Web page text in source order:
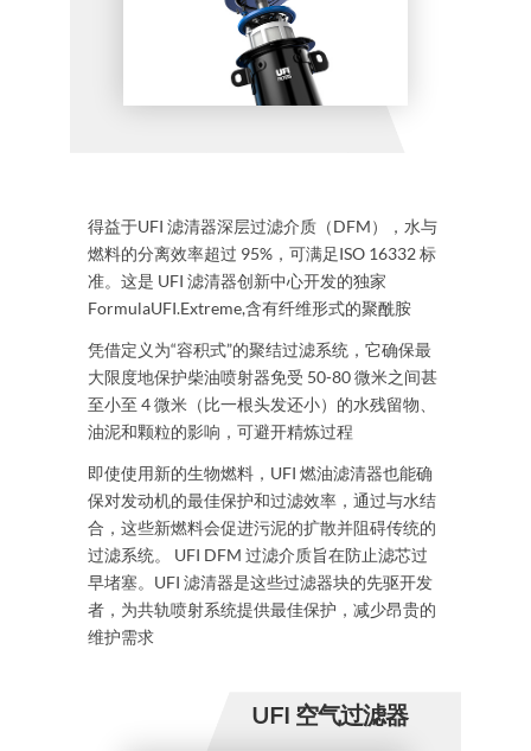
得益于UFI 滤清器深层过滤介质（DFM），水与
燃料的分离效率超过 95%，可满足ISO 16332 标
准。这是 UFI 滤清器创新中心开发的独家
FormulaUFI.Extreme,含有纤维形式的聚酰胺
凭借定义为“容积式”的聚结过滤系统，它确保最
大限度地保护柴油喷射器免受 50-80 微米之间甚
至小至 4 微米（比一根头发还小）的水残留物、
油泥和颗粒的影响，可避开精炼过程
即使使用新的生物燃料，UFI 燃油滤清器也能确
保对发动机的最佳保护和过滤效率 ， 通过与水结
合，这些新燃料会促进污泥的扩散并阻碍传统的
过滤系统。 UFI DFM 过滤介质旨在防止滤芯过
早堵塞。UFI 滤清器是这些过滤器块的先驱开发
者，为共轨喷射系统提供最佳保护，减少昂贵的
维护需求
UFI 空气过滤器